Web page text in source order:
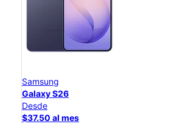
Samsung
Galaxy S26
Desde
$37.50 al mes